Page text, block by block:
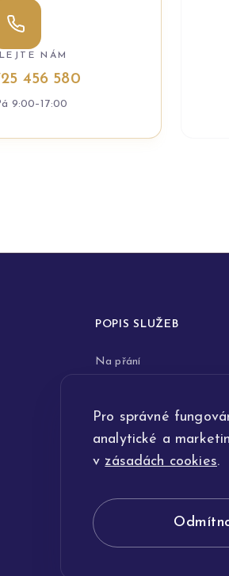
Pro správné
analytické a
v zásadách cookies.
NÁM
456 580
9:00–17:00
POPIS SLUŽEB
Na přání
Opravy a renovace šperků
Výkup zlata